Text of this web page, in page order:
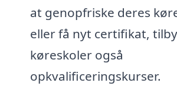
at genopfriske deres
eller få nyt certifikat,
køreskoler også
opkvalificeringskurser.